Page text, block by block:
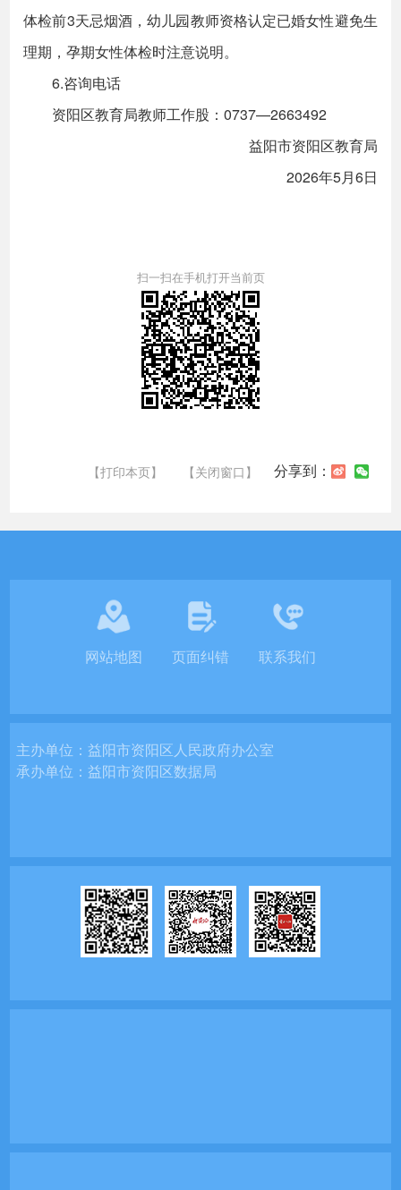
体检前3天忌烟酒，幼儿园教师资格认定已婚女性避免生
理期，孕期女性体检时注意说明。
6.咨询电话
资阳区教育局教师工作股：0737—2663492
益阳市资阳区教育局
2026年5月6日
扫一扫在手机打开当前页
【打印本页】 【关闭窗口】 分享到：
网站地图 页面纠错 联系我们
主办单位：益阳市资阳区人民政府办公室
承办单位：益阳市资阳区数据局